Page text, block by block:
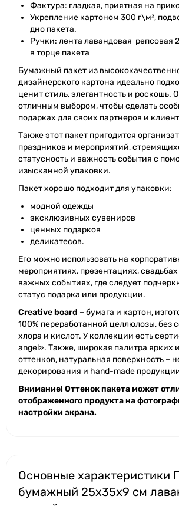
Фактура: гладкая, приятная на
Укрепление картоном 300 г\м²,
дно пакета.
Ручки: лента лавандовая репсовая
в торце пакета
Бумажный пакет из
дизайнерского картона идеально
ценит стиль, элегантность и роскошь.
отличным выбором, чтобы сделать
подарках для своих партнеров и
Также этот пакет пригодится
праздников и мероприятий,
статусность и важность события с
изысканной упаковки.
Пакет хорошо подходит для упаковки:
модной одежды
эксклюзивных сувениров
ценных подарков
деликатесов.
Его можно использовать на
мероприятиях, презентациях, свадьбах
важных событиях, где следует
статус подарка или продукции.
Creative board – бумага и картон,
100% переработанной целлюлозы, без
хлора и кислот. У коллекции есть
angel». Также, широкая палитра ярких
оттенков, натуральная поверхность –
декорирования и hand-made
Внимание! Оттенок пакета может
отображенного продукта на
настройки экрана.
Основные характеристики
бумажный 25х35х9 см